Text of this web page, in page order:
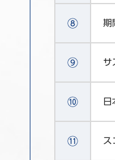
⑧ 期
⑨ サ
⑩
⑪ ス